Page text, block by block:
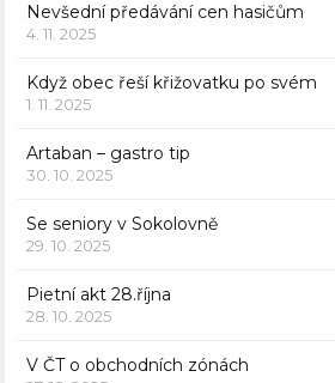
Nevšední předávání cen hasičům
4. 11. 2025
Když obec řeší křižovatku po svém
1. 11. 2025
Artaban – gastro tip
30. 10. 2025
Se seniory v Sokolovně
29. 10. 2025
Pietní akt 28.října
28. 10. 2025
V ČT o obchodních zónách